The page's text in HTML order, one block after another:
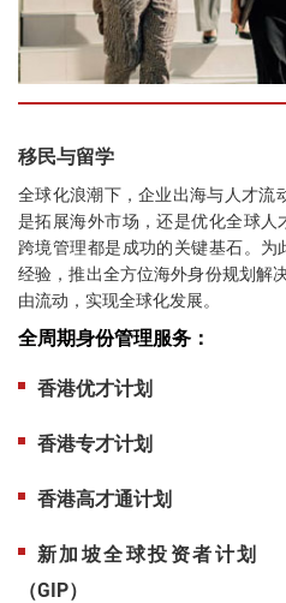
移民与留学
全球化浪潮下，企业出海与人才流
是拓展海外市场，还是优化全球
跨境管理都是成功的关键基石。为
经验，推出全方位海外身份规划解
由流动，实现全球化发展。
全周期身份管理服务：
香港优才计划
香港专才计划
香港高才通计划
新加坡全球投资者计划
（GIP）